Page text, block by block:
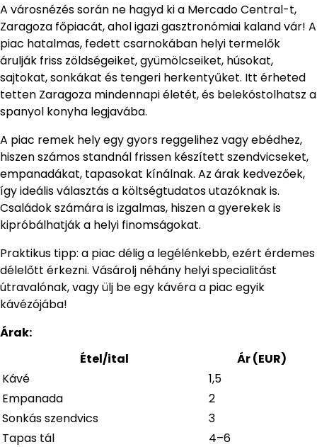
A városnézés során ne hagyd ki a Mercado Central-t,
Zaragoza főpiacát, ahol igazi gasztronómiai kaland vár! A
piac hatalmas, fedett csarnokában helyi termelők
árulják friss zöldségeiket, gyümölcseiket, húsokat,
sajtokat, sonkákat és tengeri herkentyűket. Itt érheted
tetten Zaragoza mindennapi életét, és belekóstolhatsz a
spanyol konyha legjavába.
A piac remek hely egy gyors reggelihez vagy ebédhez,
hiszen számos standnál frissen készített szendvicseket,
empanadákat, tapasokat kínálnak. Az árak kedvezőek,
így ideális választás a költségtudatos utazóknak is.
Családok számára is izgalmas, hiszen a gyerekek is
kipróbálhatják a helyi finomságokat.
Praktikus tipp: a piac délig a legélénkebb, ezért érdemes
délelőtt érkezni. Vásárolj néhány helyi specialitást
útravalónak, vagy ülj be egy kávéra a piac egyik
kávézójába!
Árak:
Étel/ital
Ár (EUR)
Kávé
1,5
Empanada
2
Sonkás szendvics
3
Tapas tál
4–6